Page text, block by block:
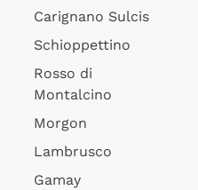
Carignano Sulcis
Schioppettino
Rosso di
Montalcino
Morgon
Lambrusco
Gamay